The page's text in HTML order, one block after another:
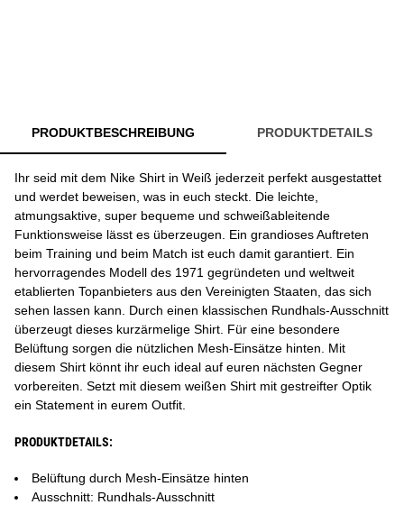
PRODUKTBESCHREIBUNG PRODUKTDETAILS
Ihr seid mit dem Nike Shirt in Weiß jederzeit perfekt ausgestattet
und werdet beweisen, was in euch steckt. Die leichte,
atmungsaktive, super bequeme und schweißableitende
Funktionsweise lässt es überzeugen. Ein grandioses Auftreten
beim Training und beim Match ist euch damit garantiert. Ein
hervorragendes Modell des 1971 gegründeten und weltweit
etablierten Topanbieters aus den Vereinigten Staaten, das sich
sehen lassen kann. Durch einen klassischen Rundhals-Ausschnitt
überzeugt dieses kurzärmelige Shirt. Für eine besondere
Belüftung sorgen die nützlichen Mesh-Einsätze hinten. Mit
diesem Shirt könnt ihr euch ideal auf euren nächsten Gegner
vorbereiten. Setzt mit diesem weißen Shirt mit gestreifter Optik
ein Statement in eurem Outfit.
PRODUKTDETAILS:
Belüftung durch Mesh-Einsätze hinten
Ausschnitt: Rundhals-Ausschnitt